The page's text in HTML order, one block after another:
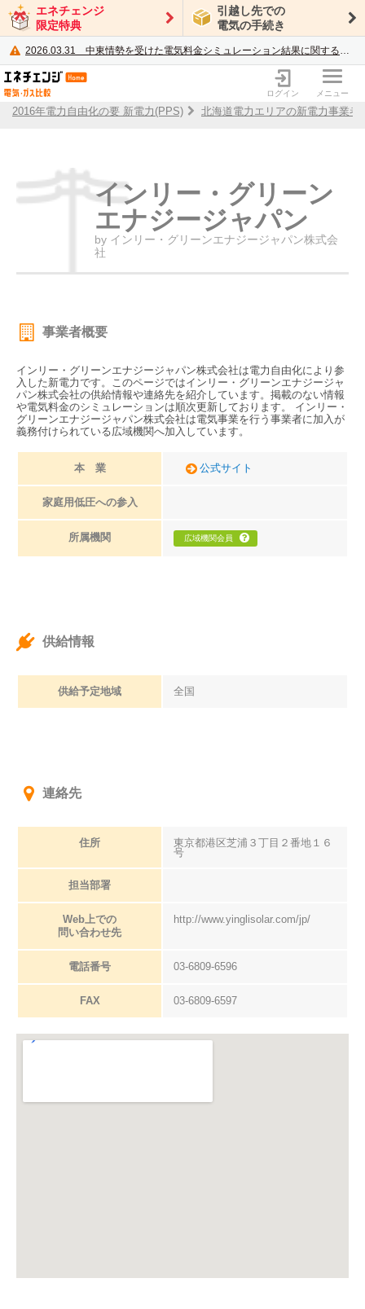
エネチェンジ
限定特典
引越し先での
電気の手続き
2026.03.31 中東情勢を受けた電気料金シミュレーション結果に関するご案内
電力・ガス比較サイト エネチェンジ
ログイン メニュー
2016年電力自由化の要 新電力(PPS) 北海道電力エリアの新電力事業者
インリー・グリーン
エナジージャパン
by インリー・グリーンエナジージャパン株式会
社
事業者概要
インリー・グリーンエナジージャパン株式会社は電力自由化により参
入した新電力です。このページではインリー・グリーンエナジージャ
パン株式会社の供給情報や連絡先を紹介しています。掲載のない情報
や電気料金のシミュレーションは順次更新しております。 インリー・
グリーンエナジージャパン株式会社は電気事業を行う事業者に加入が
義務付けられている広域機関へ加入しています。
本 業 公式サイト
家庭用低圧への参入
所属機関 広域機関会員
供給情報
供給予定地域 全国
連絡先
住所
東京都港区芝浦３丁目２番地１６
号
担当部署
Web上での
問い合わせ先
http://www.yinglisolar.com/jp/
電話番号 03-6809-6596
FAX 03-6809-6597